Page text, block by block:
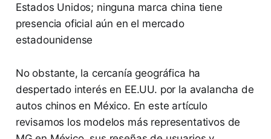
Estados Unidos; ninguna marca china tiene
presencia oficial aún en el mercado
estadounidense​
No obstante, la cercanía geográfica ha
despertado interés en EE.UU. por la avalancha de
autos chinos en México​. En este artículo
revisamos los modelos más representativos de